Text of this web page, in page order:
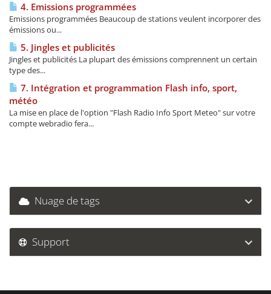
4. Emissions programmées
Emissions programmées Beaucoup de stations veulent incorporer des
émissions ou...
5. Jingles et publicités
Jingles et publicités La plupart des émissions comprennent un certain
type des...
7. Intégration et programmation Flash info, sport,
météo
La mise en place de l'option "Flash Radio Info Sport Meteo" sur votre
compte webradio fera...
Nuage de tags
Support